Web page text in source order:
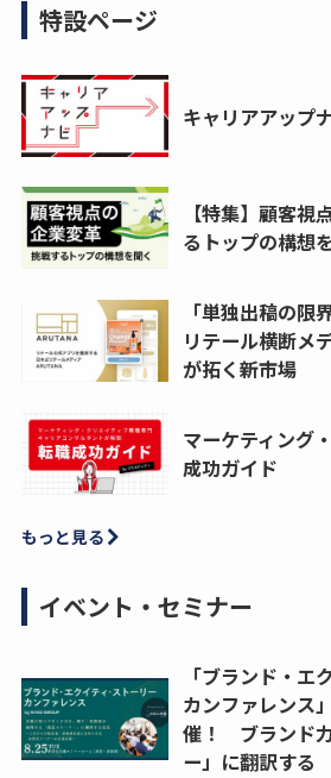
特設ページ
キャリアアップ
【特集】顧客視
るトップの構想
「単独出稿の限
リテール横断メ
が拓く新市場
マーケティング
成功ガイド
もっと見る
イベント・セミナー
「ブランド・エ
カンファレンス
催！ ブランド
ー」に翻訳する